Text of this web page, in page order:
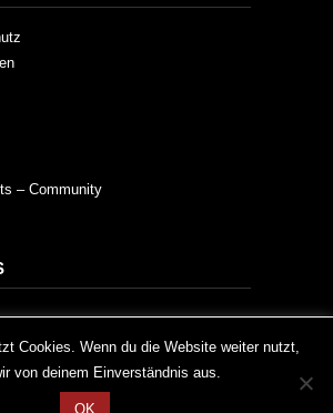
– Community
to improve your experience. We'll
with this, but you can opt-out if you wish.
Cookies. Wenn du die Website weiter nutzt,
von deinem Einverständnis aus.
OK